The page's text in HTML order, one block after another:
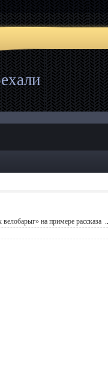
на примере рассказа